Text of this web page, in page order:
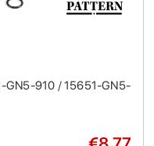
GN5-910 / 15651-GN5-